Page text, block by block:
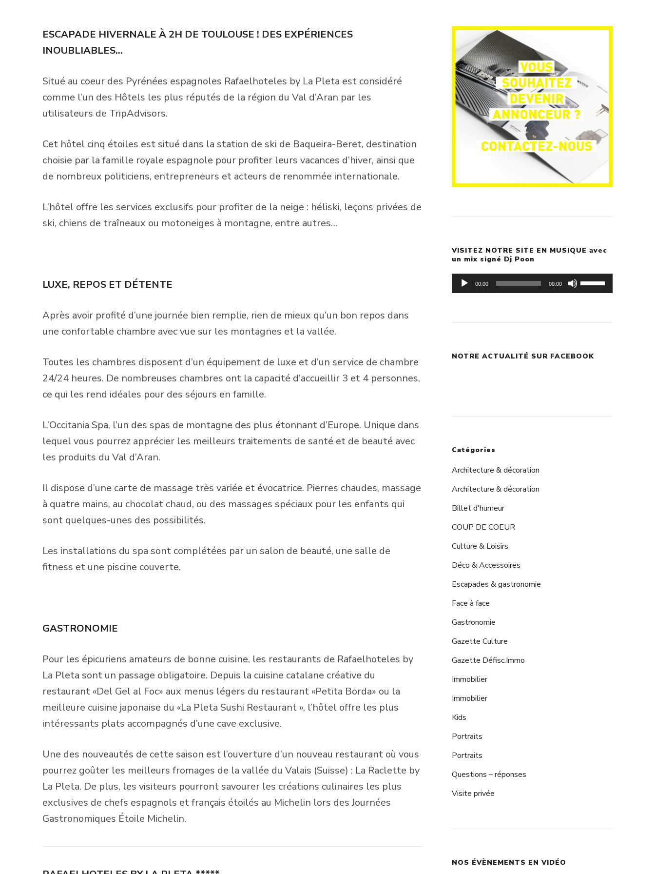
ESCAPADE HIVERNALE À 2H DE TOULOUSE ! DES EXPÉRIENCES
INOUBLIABLES…
Situé au coeur des Pyrénées espagnoles Rafaelhoteles by La Pleta est considéré
comme l’un des Hôtels les plus réputés de la région du Val d’Aran par les
utilisateurs de TripAdvisors.
Cet hôtel cinq étoiles est situé dans la station de ski de Baqueira-Beret, destination
choisie par la famille royale espagnole pour profiter leurs vacances d’hiver, ainsi que
de nombreux politiciens, entrepreneurs et acteurs de renommée internationale.
L’hôtel offre les services exclusifs pour profiter de la neige : héliski, leçons privées de
ski, chiens de traîneaux ou motoneiges à montagne, entre autres…
LUXE, REPOS ET DÉTENTE
Après avoir profité d’une journée bien remplie, rien de mieux qu’un bon repos dans
une confortable chambre avec vue sur les montagnes et la vallée.
Toutes les chambres disposent d’un équipement de luxe et d’un service de chambre
24/24 heures. De nombreuses chambres ont la capacité d’accueillir 3 et 4 personnes,
ce qui les rend idéales pour des séjours en famille.
L’Occitania Spa, l’un des spas de montagne des plus étonnant d’Europe. Unique dans
lequel vous pourrez apprécier les meilleurs traitements de santé et de beauté avec
les produits du Val d’Aran.
Il dispose d’une carte de massage très variée et évocatrice. Pierres chaudes, massage
à quatre mains, au chocolat chaud, ou des massages spéciaux pour les enfants qui
sont quelques-unes des possibilités.
Les installations du spa sont complétées par un salon de beauté, une salle de
fitness et une piscine couverte.
GASTRONOMIE
Pour les épicuriens amateurs de bonne cuisine, les restaurants de Rafaelhoteles by
La Pleta sont un passage obligatoire. Depuis la cuisine catalane créative du
restaurant «Del Gel al Foc» aux menus légers du restaurant «Petita Borda» ou la
meilleure cuisine japonaise du «La Pleta Sushi Restaurant », l’hôtel offre les plus
intéressants plats accompagnés d’une cave exclusive.
Une des nouveautés de cette saison est l’ouverture d’un nouveau restaurant où vous
pourrez goûter les meilleurs fromages de la vallée du Valais (Suisse) : La Raclette by
La Pleta. De plus, les visiteurs pourront savourer les créations culinaires les plus
exclusives de chefs espagnols et français étoilés au Michelin lors des Journées
Gastronomiques Étoile Michelin.
VISITEZ NOTRE SITE EN MUSIQUE avec
un mix signé Dj Poon
Lecteur
audio
00:00 00:00
Utilisez
augmenter
NOTRE ACTUALITÉ SUR FACEBOOK
Catégories
Architecture & décoration
Architecture & décoration
Billet d'humeur
COUP DE COEUR
Culture & Loisirs
Déco & Accessoires
Escapades & gastronomie
Face à face
Gastronomie
Gazette Culture
Gazette Défisc.Immo
Immobilier
Immobilier
Kids
Portraits
Portraits
Questions – réponses
Visite privée
NOS ÉVÈNEMENTS EN VIDÉO